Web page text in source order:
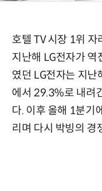
호텔 TV 시장 1위
지난해 LG전자가
였던 LG전자는 지
에서 29.3%로 내려
다. 이후 올해 1분기
리며 다시 박빙의 경